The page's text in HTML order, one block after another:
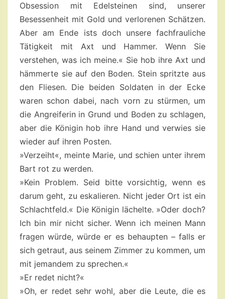
Obsession mit Edelsteinen sind, unserer
Besessenheit mit Gold und verlorenen Schätzen.
Aber am Ende ists doch unsere fachfrauliche
Tätigkeit mit Axt und Hammer. Wenn Sie
verstehen, was ich meine.« Sie hob ihre Axt und
hämmerte sie auf den Boden. Stein spritzte aus
den Fliesen. Die beiden Soldaten in der Ecke
waren schon dabei, nach vorn zu stürmen, um
die Angreiferin in Grund und Boden zu schlagen,
aber die Königin hob ihre Hand und verwies sie
wieder auf ihren Posten.
»Verzeiht«, meinte Marie, und schien unter ihrem
Bart rot zu werden.
»Kein Problem. Seid bitte vorsichtig, wenn es
darum geht, zu eskalieren. Nicht jeder Ort ist ein
Schlachtfeld.« Die Königin lächelte. »Oder doch?
Ich bin mir nicht sicher. Wenn ich meinen Mann
fragen würde, würde er es behaupten – falls er
sich getraut, aus seinem Zimmer zu kommen, um
mit jemandem zu sprechen.«
»Er redet nicht?«
»Oh, er redet sehr wohl, aber die Leute, die es